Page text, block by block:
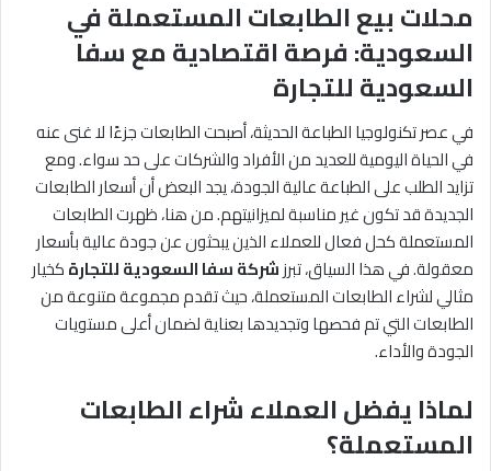
محلات بيع الطابعات المستعملة في
السعودية: فرصة اقتصادية مع سفا
السعودية للتجارة
في عصر تكنولوجيا الطباعة الحديثة، أصبحت الطابعات جزءًا لا غنى عنه
في الحياة اليومية للعديد من الأفراد والشركات على حد سواء. ومع
تزايد الطلب على الطباعة عالية الجودة، يجد البعض أن أسعار الطابعات
الجديدة قد تكون غير مناسبة لميزانيتهم. من هنا، ظهرت الطابعات
المستعملة كحل فعال للعملاء الذين يبحثون عن جودة عالية بأسعار
معقولة. في هذا السياق، تبرزشركة سفا السعودية للتجارةكخيار
مثالي لشراء الطابعات المستعملة، حيث تقدم مجموعة متنوعة من
الطابعات التي تم فحصها وتجديدها بعناية لضمان أعلى مستويات
الجودة والأداء.
لماذا يفضل العملاء شراء الطابعات
المستعملة؟